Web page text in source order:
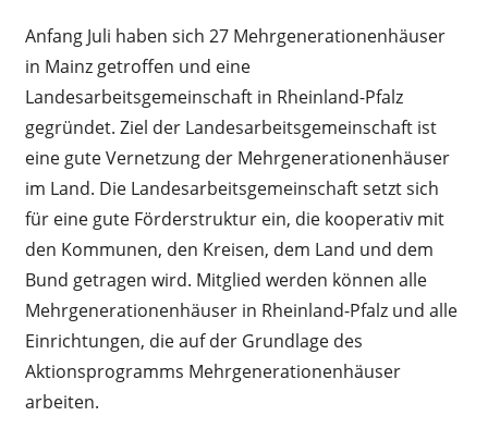
Anfang Juli haben sich 27 Mehrgenerationenhäuser
in Mainz getroffen und eine
Landesarbeitsgemeinschaft in Rheinland-Pfalz
gegründet. Ziel der Landesarbeitsgemeinschaft ist
eine gute Vernetzung der Mehrgenerationenhäuser
im Land. Die Landesarbeitsgemeinschaft setzt sich
für eine gute Förderstruktur ein, die kooperativ mit
den Kommunen, den Kreisen, dem Land und dem
Bund getragen wird. Mitglied werden können alle
Mehrgenerationenhäuser in Rheinland-Pfalz und alle
Einrichtungen, die auf der Grundlage des
Aktionsprogramms Mehrgenerationenhäuser
arbeiten.